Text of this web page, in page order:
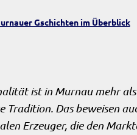
Gschichten im Überblick
ist in Murnau mehr als
Tradition. Das beweisen
Erzeuger, die den